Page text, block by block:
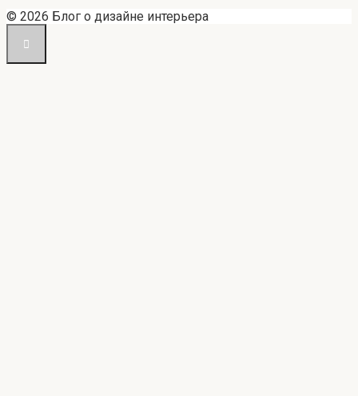
© 2026 Блог о дизайне интерьера